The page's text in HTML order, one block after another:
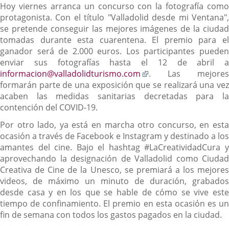
Hoy viernes arranca un concurso con la fotografía como
protagonista. Con el título "Valladolid desde mi Ventana",
se pretende conseguir las mejores imágenes de la ciudad
tomadas durante esta cuarentena. El premio para el
ganador será de 2.000 euros. Los participantes pueden
enviar sus fotografías hasta el 12 de abril a
informacion@valladolidturismo.com
Enlace
a
una
. Las mejores
formarán parte de una exposición que se realizará una vez
acaben las medidas sanitarias decretadas para la
contención del COVID-19.
Por otro lado, ya está en marcha otro concurso, en esta
ocasión a través de Facebook e Instagram y destinado a los
amantes del cine. Bajo el hashtag #LaCreatividadCura y
aprovechando la designación de Valladolid como Ciudad
Creativa de Cine de la Unesco, se premiará a los mejores
videos, de máximo un minuto de duración, grabados
desde casa y en los que se hable de cómo se vive este
tiempo de confinamiento. El premio en esta ocasión es un
fin de semana con todos los gastos pagados en la ciudad.